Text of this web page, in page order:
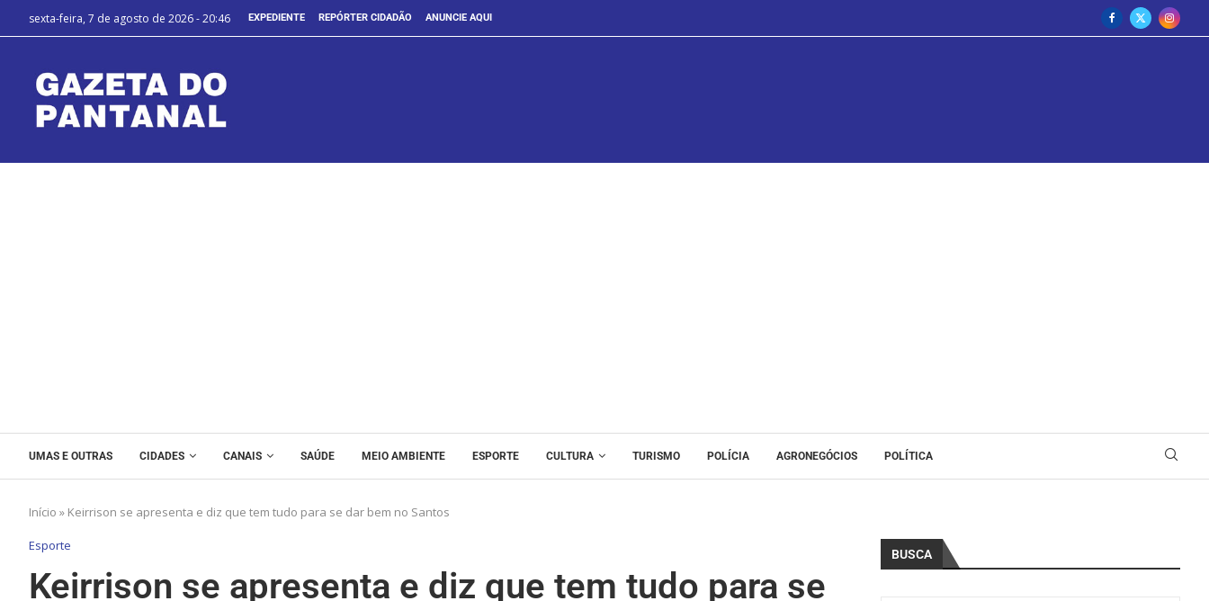
sexta-feira, 7 de agosto de 2026 - 20:46 EXPEDIENTE REPÓRTER CIDADÃO ANUNCIE AQUI
UMAS E OUTRAS CIDADES CANAIS SAÚDE MEIO AMBIENTE ESPORTE CULTURA TURISMO POLÍCIA AGRONEGÓCIOS POLÍTICA
Início » Keirrison se apresenta e diz que tem tudo para se dar bem no Santos
Esporte
Keirrison se apresenta e diz que tem tudo para se
BUSCA